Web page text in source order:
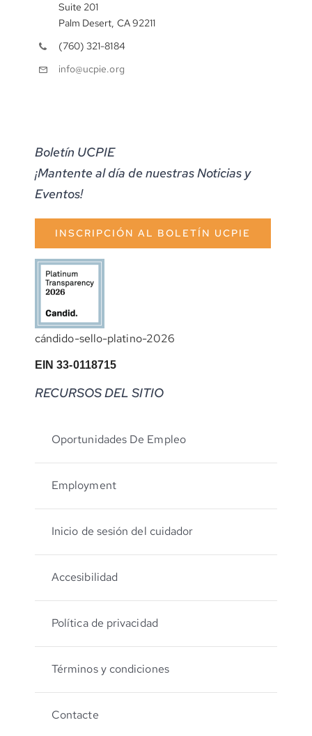
Suite 201
Palm Desert, CA 92211
(760) 321-8184
info@ucpie.org
Boletín UCPIE
¡Mantente al día de nuestras Noticias y
Eventos!
INSCRIPCIÓN AL BOLETÍN UCPIE
cándido-sello-platino-2026
EIN 33-0118715
RECURSOS DEL SITIO
Oportunidades De Empleo
Employment
Inicio de sesión del cuidador
Accesibilidad
Política de privacidad
Términos y condiciones
Contacte